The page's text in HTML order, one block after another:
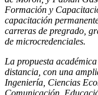
Formación y
capacitación
carreras de pregrado,
de microcredenciales.
La propuesta
distancia, con una
Ingeniería, Ciencias
Comunicación,